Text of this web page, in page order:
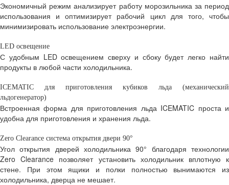
Экономичный режим анализирует работу морозильника за период
использования и оптимизирует рабочий цикл для того, чтобы
минимизировать использование электроэнергии.
LED освещение
С удобным LED освещением сверху и сбоку будет легко найти
продукты в любой части холодильника.
ICEMATIC для приготовления кубиков льда (механический
льдогенератор)
Встроенная форма для приготовления льда ICEMATIC проста и
удобна для приготовления и хранения льда.
Zero Clearance система открытия двери 90°
Угол открытия дверей холодильника 90° благодаря технологии
Zero Clearance позволяет установить холодильник вплотную к
стене. При этом ящики и полки полностью вынимаются из
холодильника, дверца не мешает.